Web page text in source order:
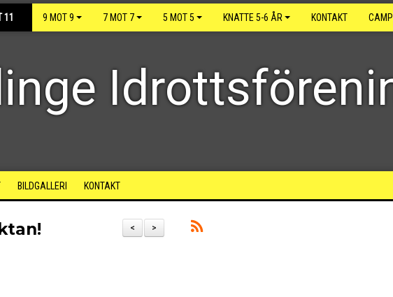
11 9 MOT 9 7 MOT 7 5 MOT 5 KNATTE 5-6 ÅR KONTAKT
BILDGALLERI KONTAKT
>
<